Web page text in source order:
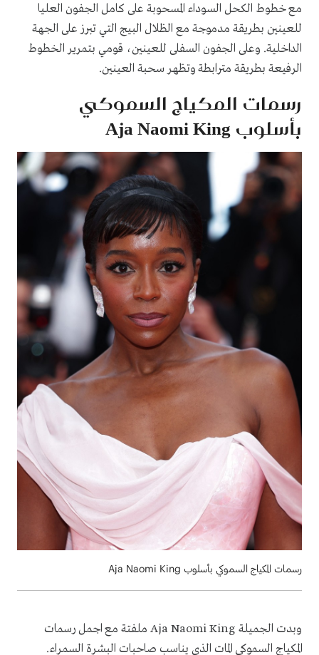
مع خطوط الكحل السوداء المسحوبة على كامل الجفون العليا
للعينين بطريقة مدموجة مع الظلال البيج التي تبرز على الجهة
الداخلية. وعلى الجفون السفلى للعينين، قومي بتمرير الخطوط
الرفيعة بطريقة مترابطة وتظهر سحبة العينين.
رسمات المكياج السموكي
بأسلوب Aja Naomi King
رسمات المكياج السموكي بأسلوب Aja Naomi King
وبدت الجميلة Aja Naomi King ملفتة مع اجمل رسمات
المكياج السموكي المات الذي يناسب صاحبات البشرة السمراء.